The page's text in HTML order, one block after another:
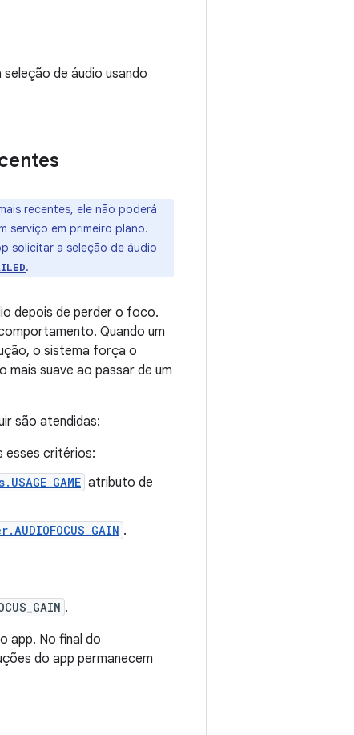
de áudio usando
recentes, ele não poderá
serviço em primeiro plano.
solicitar a seleção de áudio
.
depois de perder o foco.
Quando um
o sistema força o
suave ao passar de um
são atendidas:
esses critérios:
atributo de
.
.
app. No final do
do app permanecem